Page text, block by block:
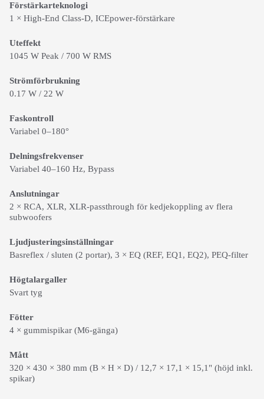
Förstärkarteknologi
1 × High-End Class-D, ICEpower-förstärkare
Uteffekt
1045 W Peak / 700 W RMS
Strömförbrukning
0.17 W / 22 W
Faskontroll
Variabel 0–180°
Delningsfrekvenser
Variabel 40–160 Hz, Bypass
Anslutningar
2 × RCA, XLR, XLR-passthrough för kedjekoppling av flera
subwoofers
Ljudjusteringsinställningar
Basreflex / sluten (2 portar), 3 × EQ (REF, EQ1, EQ2), PEQ-filter
Högtalargaller
Svart tyg
Fötter
4 × gummispikar (M6-gänga)
Mått
320 × 430 × 380 mm (B × H × D) / 12,7 × 17,1 × 15,1" (höjd inkl.
spikar)